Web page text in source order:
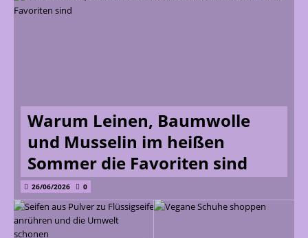
Warum Leinen, Baumwolle
und Musselin im heißen
Sommer die Favoriten sind
26/06/2026 0